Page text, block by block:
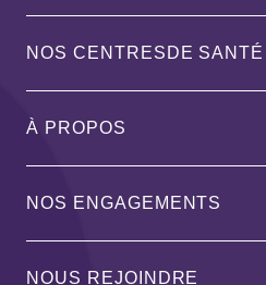
NOS CENTRESDE SANTÉ
À PROPOS
NOS ENGAGEMENTS
NOUS REJOINDRE